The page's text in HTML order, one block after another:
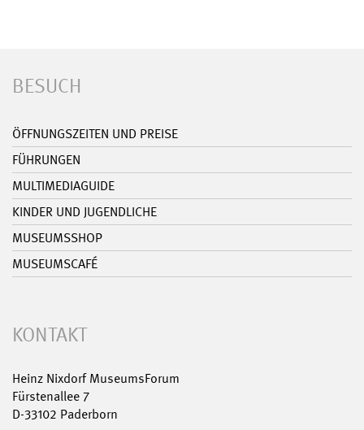
BESUCH
ÖFFNUNGSZEITEN UND PREISE
FÜHRUNGEN
MULTIMEDIAGUIDE
KINDER UND JUGENDLICHE
MUSEUMSSHOP
MUSEUMSCAFÉ
KONTAKT
Heinz Nixdorf MuseumsForum
Fürstenallee 7
D-33102 Paderborn